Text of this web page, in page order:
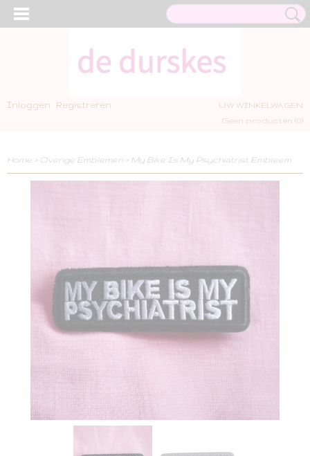
Inloggen Registreren
UW WINKELWAGEN
Geen producten (0)
Home > Overige Emblemen > My Bike Is My Psychiatrist Embleem